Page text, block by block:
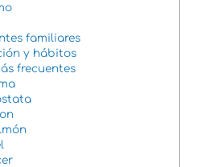
familiares
y hábitos
frecuentes